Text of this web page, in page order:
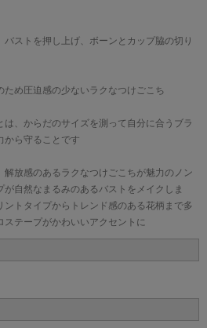
ストを押し上げ、ボーンとカップ脇の切り
め圧迫感の少ないラクなつけごこち
、からだのサイズを測って自分に合うブラ
から守ることです
解放感のあるラクなつけごこちが魅力のノン
自然なまるみのあるバストをメイクしま
トタイプからトレンド感のある花柄まで多
テープがかわいいアクセントに